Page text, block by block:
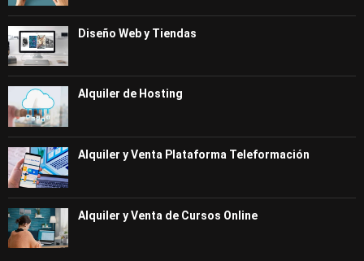
Diseño Web y Tiendas
Alquiler de Hosting
Alquiler y Venta Plataforma Teleformación
Alquiler y Venta de Cursos Online